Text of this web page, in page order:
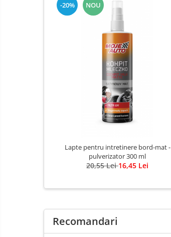
-20% NOU
Lapte pentru intretinere bord-mat -
pulverizator 300 ml
20,55 Lei16,45 Lei
Recomandari